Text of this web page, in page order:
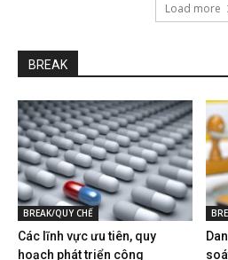
Load more
BREAK
BREAK/QUY CHẾ
Các lĩnh vực ưu tiên, quy
hoạch phát triển công